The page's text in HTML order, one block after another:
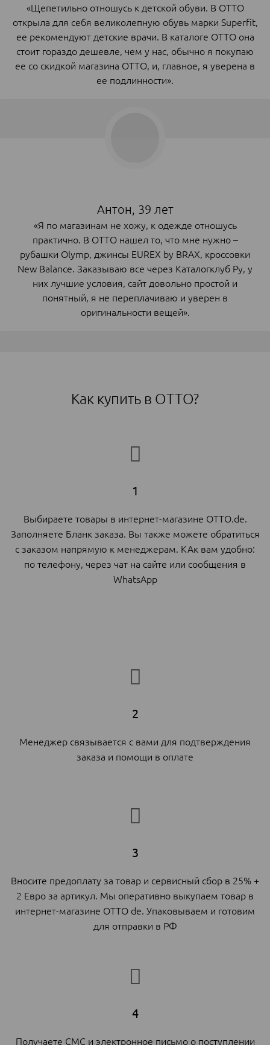
«Щепетильно отношусь к детской обуви. В ОТТО
открыла для себя великолепную обувь марки Superfit,
ее рекомендуют детские врачи. В каталоге ОТТО она
стоит гораздо дешевле, чем у нас, обычно я покупаю
ее со скидкой магазина ОТТО, и, главное, я уверена в
ее подлинности».
Антон, 39 лет
«Я по магазинам не хожу, к одежде отношусь
практично. В ОТТО нашел то, что мне нужно –
рубашки Olymp, джинсы EUREX by BRAX, кроссовки
New Balance. Заказываю все через Каталогклуб Ру, у
них лучшие условия, сайт довольно простой и
понятный, я не переплачиваю и уверен в
оригинальности вещей».
Как купить в ОТТО?
1
Выбираете товары в интернет-магазине OTTO.de.
Заполняете Бланк заказа. Вы также можете обратиться
с заказом напрямую к менеджерам. КАк вам удобно:
по телефону, через чат на сайте или сообщения в
WhatsApp
2
Менеджер связывается с вами для подтверждения
заказа и помощи в оплате
3
Вносите предоплату за товар и сервисный сбор в 25% +
2 Евро за артикул. Мы оперативно выкупаем товар в
интернет-магазине OTTO de. Упаковываем и готовим
для отправки в РФ
4
Получаете СМС и электронное письмо о поступлении